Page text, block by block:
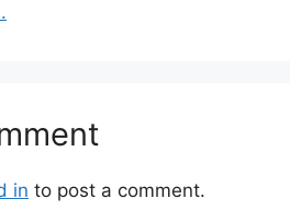
in to post a comment.